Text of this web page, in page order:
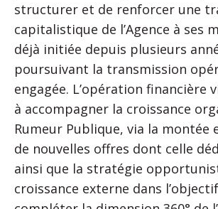
structurer et de renforcer une
capitalistique de l’Agence à ses
déjà initiée depuis plusieurs
poursuivant la transmission
engagée. L’opération financière
à accompagner la croissance
Rumeur Publique, via la montée
de nouvelles offres dont celle
ainsi que la stratégie
croissance externe dans